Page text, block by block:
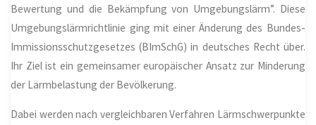
Bewertung und die Bekämpfung von Umgebungslärm”. Diese
Umgebungslärmrichtlinie ging mit einer Änderung des Bundes-
Immissionsschutzgesetzes (BImSchG) in deutsches Recht über.
Ihr Ziel ist ein gemeinsamer europäischer Ansatz zur Minderung
der Lärmbelastung der Bevölkerung.
Dabei werden nach vergleichbaren Verfahren Lärmschwerpunkte